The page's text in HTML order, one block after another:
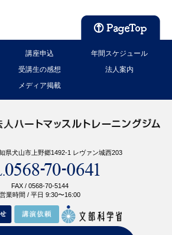
講座申込
年間スケジュール
受講生の感想
法人案内
メディア掲載
県犬山市上野郷1492-1 レヴァン城西203
FAX / 0568-70-5144
営業時間 / 平日 9:30〜16:00